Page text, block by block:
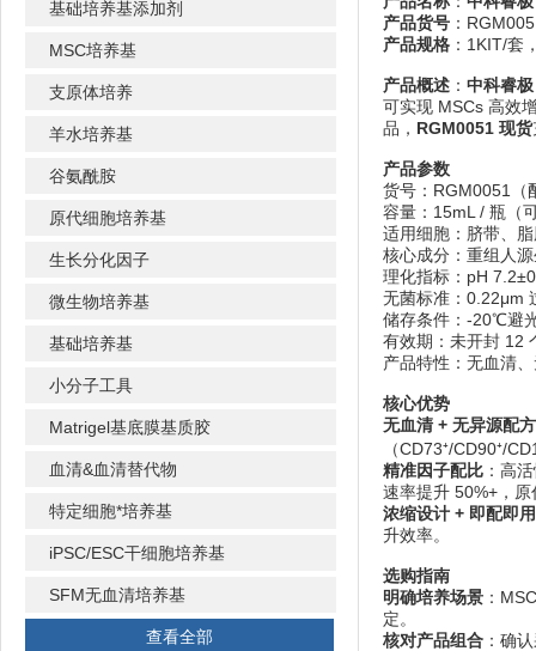
基础培养基添加剂
MSC培养基
支原体培养
羊水培养基
谷氨酰胺
原代细胞培养基
生长分化因子
微生物培养基
基础培养基
小分子工具
Matrigel基底膜基质胶
血清&血清替代物
特定细胞*培养基
iPSC/ESC干细胞培养基
SFM无血清培养基
查看全部
产品货号 ：
产品规格 ：1KIT/套
产品概述 ： 中科睿
可实现 MSCs 高效
品， RGM0051 现货
产品参数
货号：RGM0051（
容量：15mL / 瓶（
适用细胞：脐带、
核心成分：重组人
理化指标：pH
无菌标准：0.22μm
储存条件：-20℃避
有效期：未开封 12
产品特性：无血清
核心优势
无血清 + 无异源配方
（CD73⁺/CD90⁺/
精准因子配比 ：高
速率提升 50%+，
浓缩设计 + 即配即用
升效率。
选购指南
明确培养场景 ：
定。
核对产品组合 ：确